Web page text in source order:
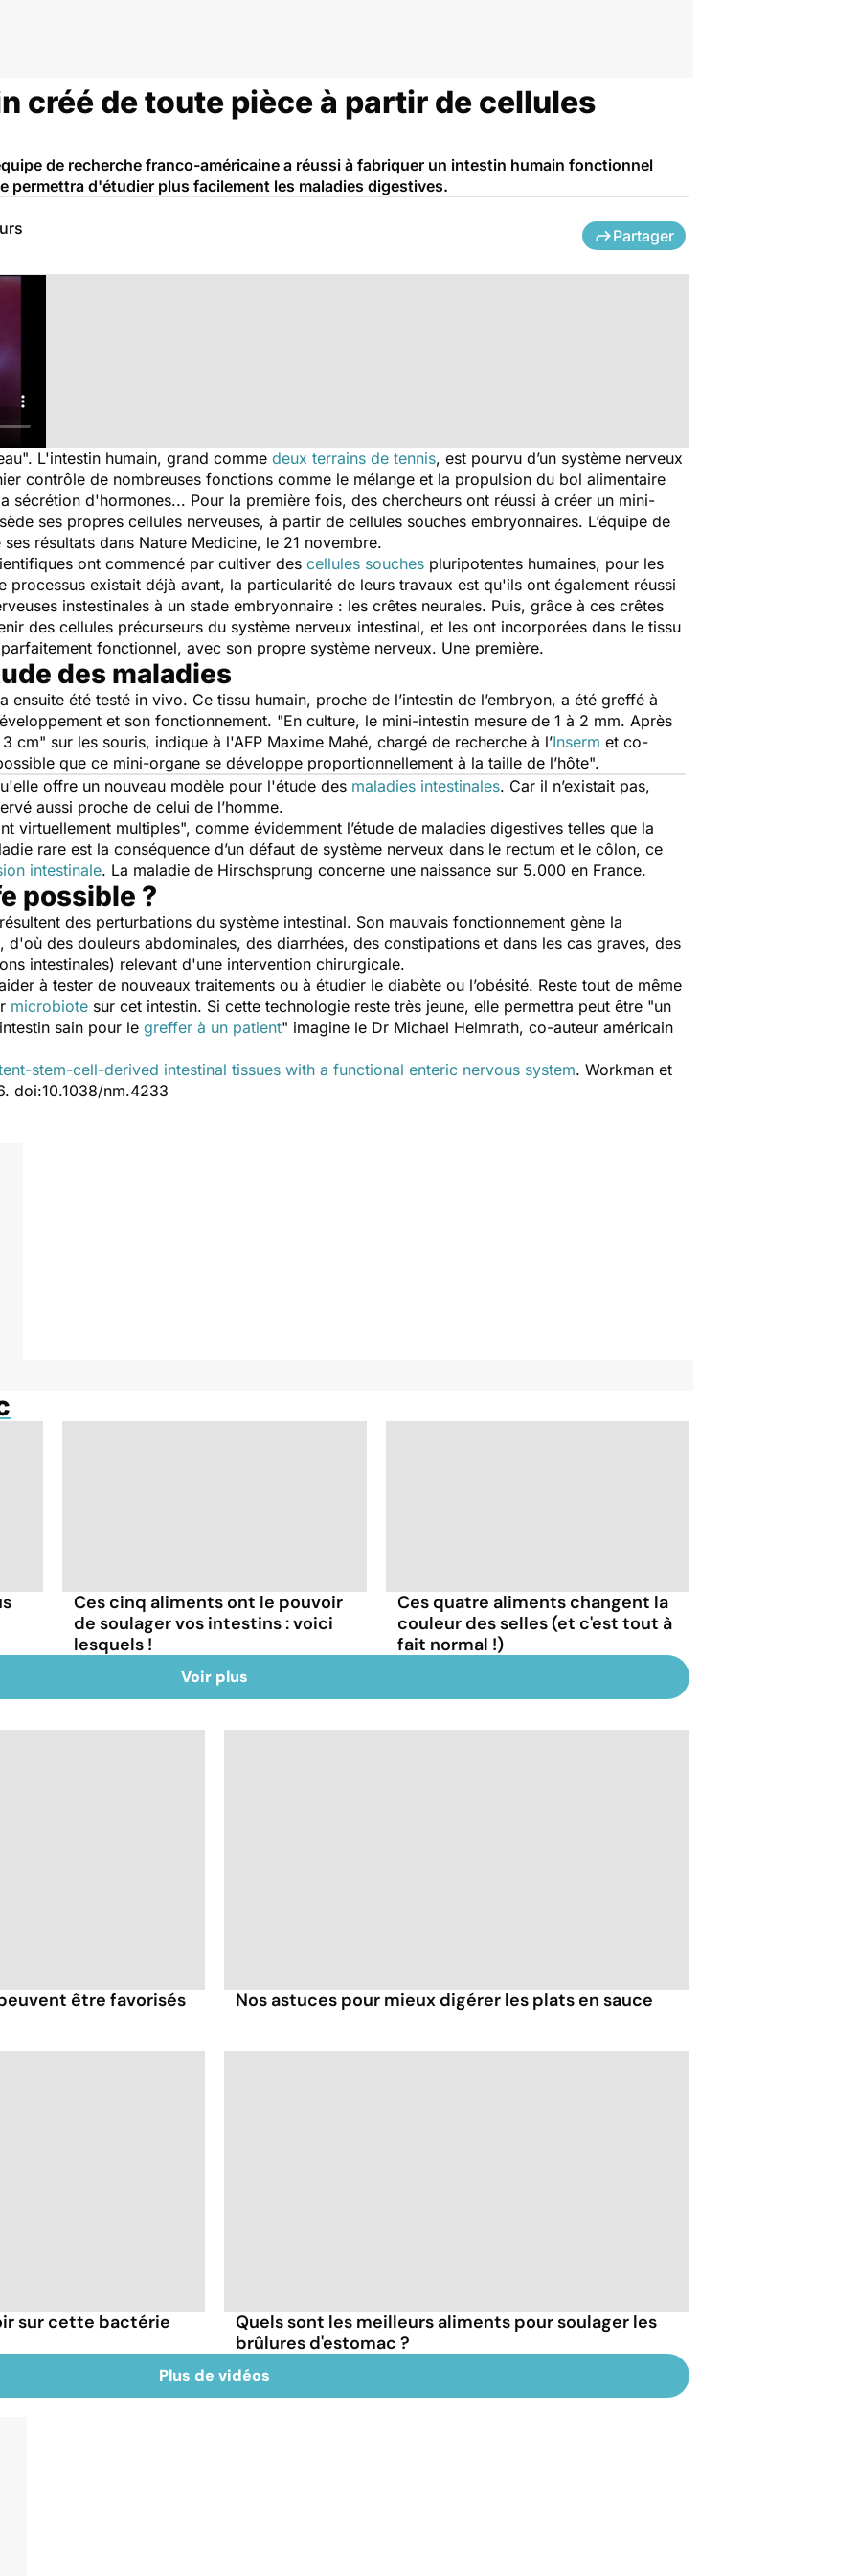
créé de toute pièce à partir de cellules
de recherche franco-américaine a réussi à fabriquer un intestin humain fonctionnel
permettra d'étudier plus facilement les maladies digestives.
Partager
L'intestin humain, grand comme deux terrains de tennis, est pourvu d’un système nerveux
contrôle de nombreuses fonctions comme le mélange et la propulsion du bol alimentaire
sécrétion d'hormones... Pour la première fois, des chercheurs ont réussi à créer un mini-
ses propres cellules nerveuses, à partir de cellules souches embryonnaires. L’équipe de
résultats dans Nature Medicine, le 21 novembre.
ont commencé par cultiver des cellules souches pluripotentes humaines, pour les
processus existait déjà avant, la particularité de leurs travaux est qu'ils ont également réussi
instestinales à un stade embryonnaire : les crêtes neurales. Puis, grâce à ces crêtes
des cellules précurseurs du système nerveux intestinal, et les ont incorporées dans le tissu
fonctionnel, avec son propre système nerveux. Une première.
des maladies
ensuite été testé in vivo. Ce tissu humain, proche de l’intestin de l’embryon, a été greffé à
et son fonctionnement. "En culture, le mini-intestin mesure de 1 à 2 mm. Après
cm" sur les souris, indique à l'AFP Maxime Mahé, chargé de recherche à l’Inserm et co-
que ce mini-organe se développe proportionnellement à la taille de l’hôte".
offre un nouveau modèle pour l'étude des maladies intestinales. Car il n’existait pas,
aussi proche de celui de l’homme.
virtuellement multiples", comme évidemment l’étude de maladies digestives telles que la
rare est la conséquence d’un défaut de système nerveux dans le rectum et le côlon, ce
intestinale. La maladie de Hirschsprung concerne une naissance sur 5.000 en France.
possible ?
des perturbations du système intestinal. Son mauvais fonctionnement gène la
d'où des douleurs abdominales, des diarrhées, des constipations et dans les cas graves, des
intestinales) relevant d'une intervention chirurgicale.
à tester de nouveaux traitements ou à étudier le diabète ou l’obésité. Reste tout de même
microbiote sur cet intestin. Si cette technologie reste très jeune, elle permettra peut être "un
sain pour le greffer à un patient" imagine le Dr Michael Helmrath, co-auteur américain
stem-cell-derived intestinal tissues with a functional enteric nervous system. Workman et
doi:10.1038/nm.4233
Ces cinq aliments ont le pouvoir
de soulager vos intestins : voici
lesquels !
Ces quatre aliments changent la
couleur des selles (et c'est tout à
fait normal !)
Voir plus
être favorisés Nos astuces pour mieux digérer les plats en sauce
sur cette bactérie
Quels sont les meilleurs aliments pour soulager les
brûlures d'estomac ?
Plus de vidéos